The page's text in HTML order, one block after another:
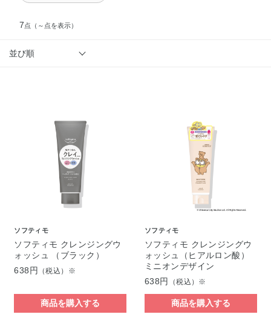
7点 （～点を表示）
並び順
ソフティモ
ソフティモ クレンジングウ
ォッシュ （ブラック）
638円
（税込）※
商品を購入する
ソフティモ
ソフティモ クレンジングウ
ォッシュ（ヒアルロン酸）
ミニオンデザイン
638円
（税込）※
商品を購入する